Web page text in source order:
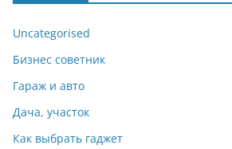
Uncategorised
Бизнес советник
Гараж и авто
Дача, участок
Как выбрать гаджет